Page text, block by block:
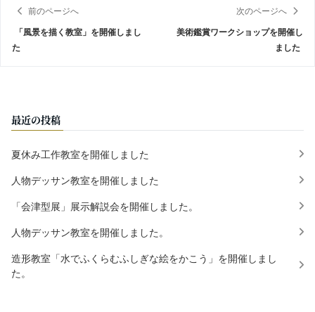
前のページへ
「風景を描く教室」を開催しまし
た
次のページへ
美術鑑賞ワークショップを開催し
ました
最近の投稿
夏休み工作教室を開催しました
人物デッサン教室を開催しました
「会津型展」展示解説会を開催しました。
人物デッサン教室を開催しました。
造形教室「水でふくらむふしぎな絵をかこう」を開催しまし
た。